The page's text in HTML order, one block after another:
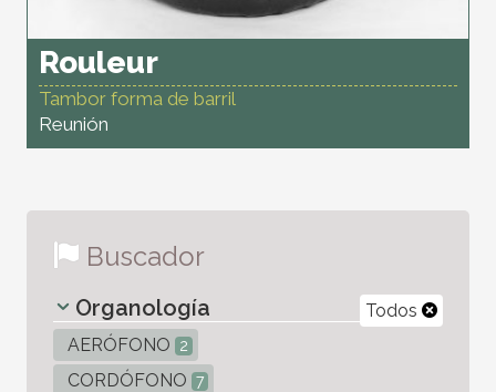
Rouleur
Tambor forma de barril
Reunión
Buscador
Todos
Organología
AERÓFONO 2
CORDÓFONO 7